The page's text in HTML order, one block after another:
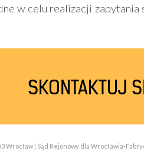
w celu realizacji zapytania
SKONTAKTUJ
Wrocław | Sąd Rejonowy dla Wrocławia-